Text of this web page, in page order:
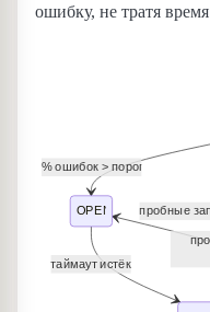
ошибку, не тратя